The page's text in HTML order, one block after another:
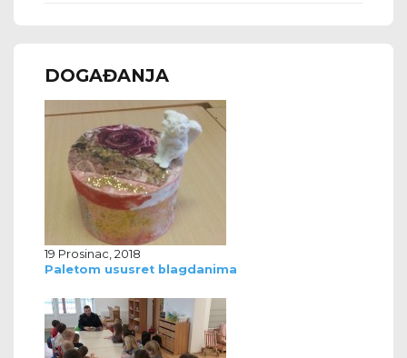
DOGAĐANJA
19 Prosinac, 2018
Paletom ususret blagdanima